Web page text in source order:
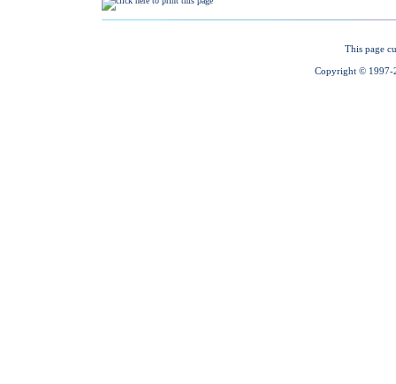
This page
Copyright © 1997-